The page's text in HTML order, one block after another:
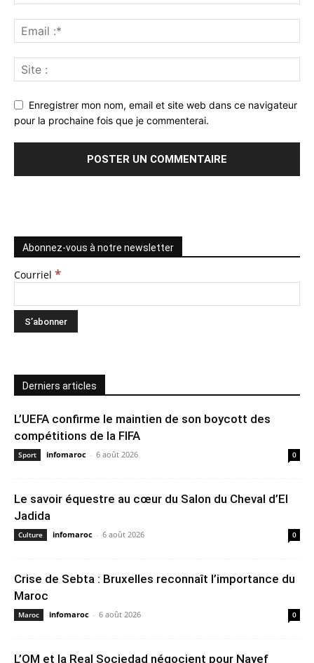
Enregistrer mon nom, email et site web dans ce navigateur
pour la prochaine fois que je commenterai.
Abonnez-vous à notre newsletter
Courriel *
Derniers articles
L’UEFA confirme le maintien de son boycott des
compétitions de la FIFA
Sport infomaroc - 6 août 2026 0
Le savoir équestre au cœur du Salon du Cheval d’El
Jadida
Culture infomaroc - 6 août 2026 0
Crise de Sebta : Bruxelles reconnaît l’importance du
Maroc
Maroc infomaroc - 6 août 2026 0
L’OM et la Real Sociedad négocient pour Nayef